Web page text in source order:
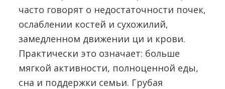
часто говорят о недостаточности почек,
ослаблении костей и сухожилий,
замедленном движении ци и крови.
Практически это означает: больше
мягкой активности, полноценной еды,
сна и поддержки семьи. Грубая